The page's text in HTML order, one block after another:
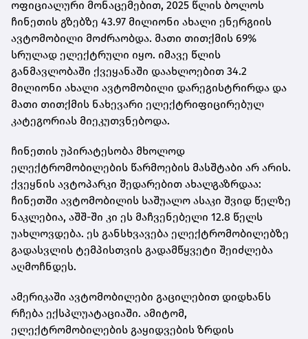
ოფიციალური მონაცემებით, 2025 წლის ბოლოს
ჩინეთის გზებზე 43.97 მილიონი ახალი ენერგიის
ავტომობილი მოძრაობდა. მათი თითქმის 69%
სრულად ელექტრული იყო. იმავე წლის
განმავლობაში ქვეყანაში დაახლოებით 34.2
მილიონი ახალი ავტომობილი დარეგისტრირდა და
მათი თითქმის ნახევარი ელექტრიფიცირებულ
კატეგორიას მიეკუთვნებოდა.
ჩინეთის უპირატესობა მხოლოდ
ელექტრომობილების წარმოების მასშტაბი არ არის.
ქვეყნის ავტოპარკი შედარებით ახალგაზრდაა:
ჩინეთში ავტომობილის საშუალო ასაკი შვიდ წელზე
ნაკლებია, აშშ-ში კი ეს მაჩვენებელი 12.8 წელს
უახლოვდება. ეს განსხვავება ელექტრომობილებზე
გადასვლის ტემპისთვის გადამწყვეტი შეიძლება
აღმოჩნდეს.
ამერიკაში ავტომობილები გაცილებით დიდხანს
რჩება ექსპლუატაციაში. ამიტომ,
ელექტრომობილების გაყიდვების ზრდის